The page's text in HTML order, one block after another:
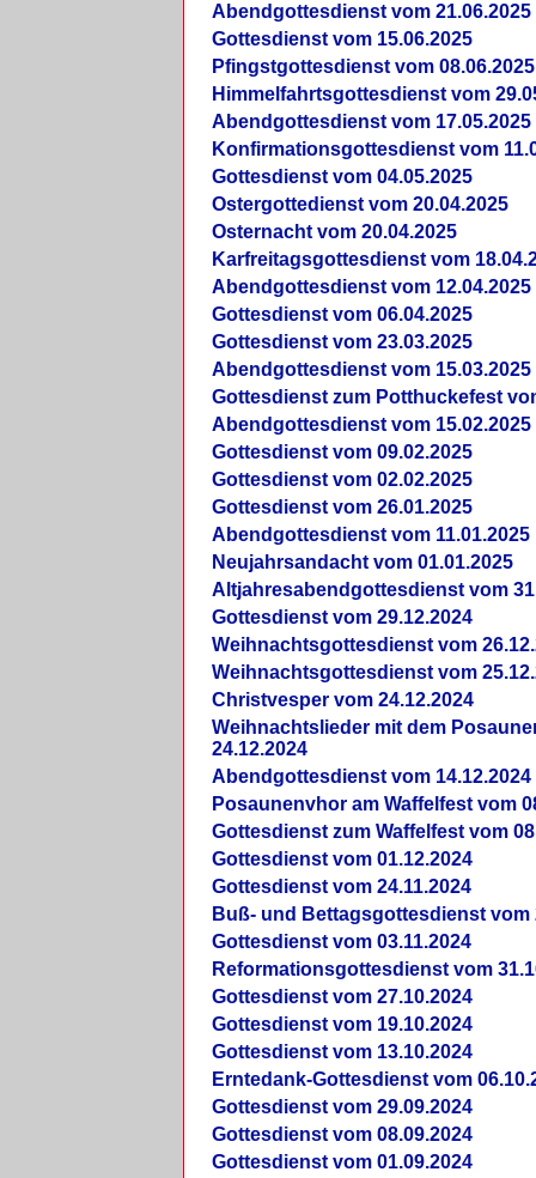
Abendgottesdienst vom 21.06.2025
Gottesdienst vom 15.06.2025
Pfingstgottesdienst vom 08.06.2025
Himmelfahrtsgottesdienst vom
Abendgottesdienst vom 17.05.2025
Konfirmationsgottesdienst vom
Gottesdienst vom 04.05.2025
Ostergottedienst vom 20.04.2025
Osternacht vom 20.04.2025
Karfreitagsgottesdienst vom
Abendgottesdienst vom 12.04.2025
Gottesdienst vom 06.04.2025
Gottesdienst vom 23.03.2025
Abendgottesdienst vom 15.03.2025
Gottesdienst zum Potthuckefest
Abendgottesdienst vom 15.02.2025
Gottesdienst vom 09.02.2025
Gottesdienst vom 02.02.2025
Gottesdienst vom 26.01.2025
Abendgottesdienst vom 11.01.2025
Neujahrsandacht vom 01.01.2025
Altjahresabendgottesdienst vom
Gottesdienst vom 29.12.2024
Weihnachtsgottesdienst vom
Weihnachtsgottesdienst vom
Christvesper vom 24.12.2024
Weihnachtslieder mit dem
24.12.2024
Abendgottesdienst vom 14.12.2024
Posaunenvhor am Waffelfest vom
Gottesdienst zum Waffelfest vom
Gottesdienst vom 01.12.2024
Gottesdienst vom 24.11.2024
Buß- und Bettagsgottesdienst vom
Gottesdienst vom 03.11.2024
Reformationsgottesdienst vom
Gottesdienst vom 27.10.2024
Gottesdienst vom 19.10.2024
Gottesdienst vom 13.10.2024
Erntedank-Gottesdienst vom
Gottesdienst vom 29.09.2024
Gottesdienst vom 08.09.2024
Gottesdienst vom 01.09.2024